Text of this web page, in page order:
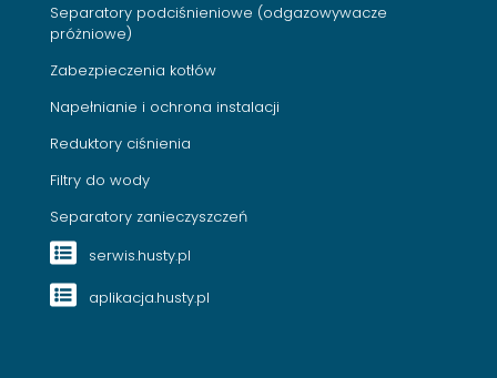
Separatory podciśnieniowe (odgazowywacze
próżniowe)
Zabezpieczenia kotłów
Napełnianie i ochrona instalacji
Reduktory ciśnienia
Filtry do wody
Separatory zanieczyszczeń
serwis.husty.pl
aplikacja.husty.pl